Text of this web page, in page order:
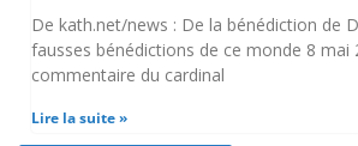
De kath.net/news : De la bénédiction de
fausses bénédictions de ce monde 8 mai
commentaire du cardinal
Lire la suite »